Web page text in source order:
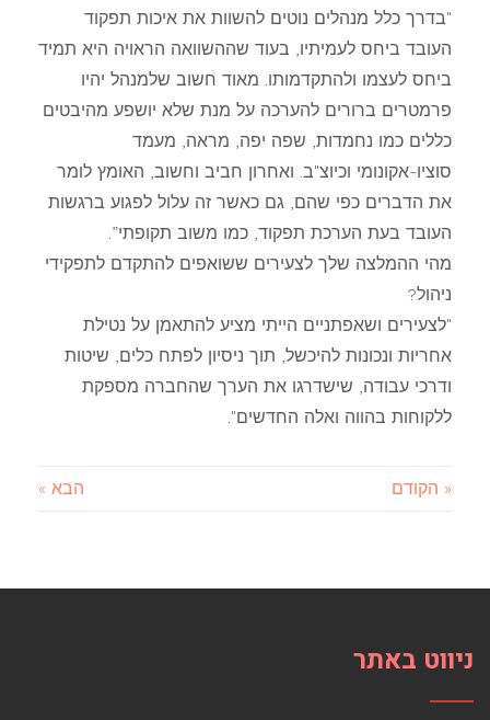
"בדרך כלל מנהלים נוטים להשוות את איכות תפקוד
העובד ביחס לעמיתיו, בעוד שההשוואה הראויה היא תמיד
ביחס לעצמו ולהתקדמותו. מאוד חשוב שלמנהל יהיו
פרמטרים ברורים להערכה על מנת שלא יושפע מהיבטים
כללים כמו נחמדות, שפה יפה, מראה, מעמד
סוציו-אקונומי וכיוצ"ב. ואחרון חביב וחשוב, האומץ לומר
את הדברים כפי שהם, גם כאשר זה עלול לפגוע ברגשות
העובד בעת הערכת תפקוד, כמו משוב תקופתי”.
מהי ההמלצה שלך לצעירים ששואפים להתקדם לתפקידי
ניהול?
"לצעירים ושאפתניים הייתי מציע להתאמן על נטילת
אחריות ונכונות להיכשל, תוך ניסיון לפתח כלים, שיטות
ודרכי עבודה, שישדרגו את הערך שהחברה מספקת
ללקוחות בהווה ואלה החדשים".
« הקודם הבא »
ניווט באתר